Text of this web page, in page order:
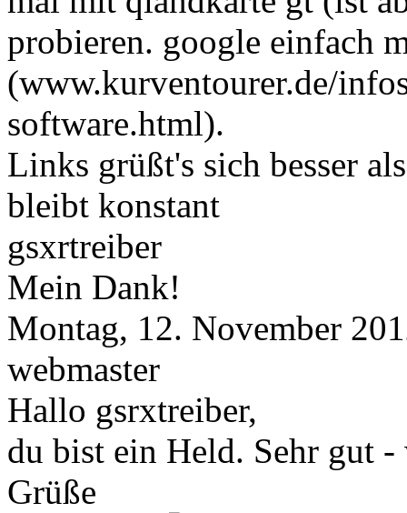
probieren. google einfach
(www.kurventourer.de/
software.html).
Links grüßt's sich besser
bleibt konstant
gsxrtreiber
Mein Dank!
Montag, 12. November
webmaster
Hallo gsrxtreiber,
du bist ein Held. Sehr gut -
Grüße